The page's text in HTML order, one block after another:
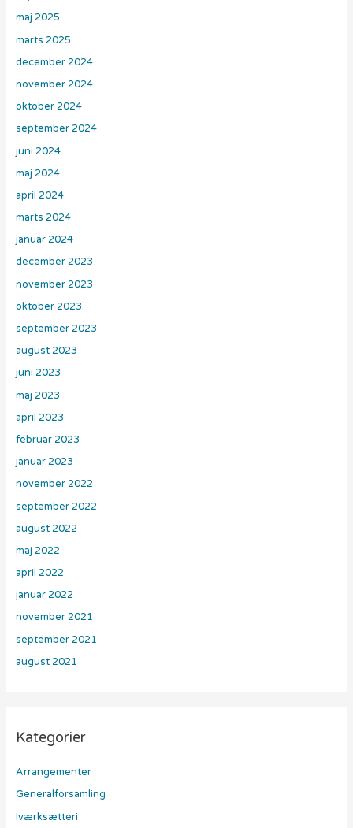
maj 2025
marts 2025
december 2024
november 2024
oktober 2024
september 2024
juni 2024
maj 2024
april 2024
marts 2024
januar 2024
december 2023
november 2023
oktober 2023
september 2023
august 2023
juni 2023
maj 2023
april 2023
februar 2023
januar 2023
november 2022
september 2022
august 2022
maj 2022
april 2022
januar 2022
november 2021
september 2021
august 2021
Kategorier
Arrangementer
Generalforsamling
Iværksætteri